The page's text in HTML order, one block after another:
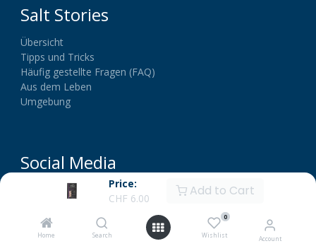
Price:
CHF 6.00 Add to Cart
Home Search
0
Wishlist Account
Salt Stories
Übersicht
Tipps und Tricks
Häufig gestellte Fragen (FAQ)
Aus dem Leben
Umgebung
Social Media